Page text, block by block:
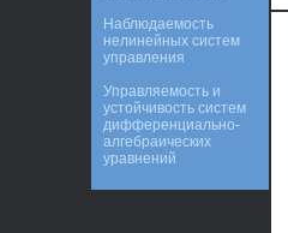
Наблюдаемость
нелинейных систем
управления
Управляемость и
устойчивость систем
дифференциально-
алгебраических
уравнений